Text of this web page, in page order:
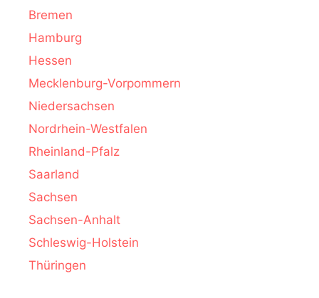
Bremen
Hamburg
Hessen
Mecklenburg-Vorpommern
Niedersachsen
Nordrhein-Westfalen
Rheinland-Pfalz
Saarland
Sachsen
Sachsen-Anhalt
Schleswig-Holstein
Thüringen